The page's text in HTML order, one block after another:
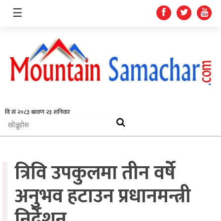
समाचार
प्रदेश
अर्थतन्त्र
स्वास्थ्य
अन्तर्राष्ट्रिय
☰
त्रिवि उपकुलमा तीन वर्षे
अनुभव हटाउन प्रधानमन्त्री